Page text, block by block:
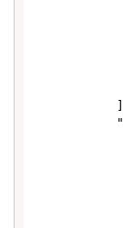
            "